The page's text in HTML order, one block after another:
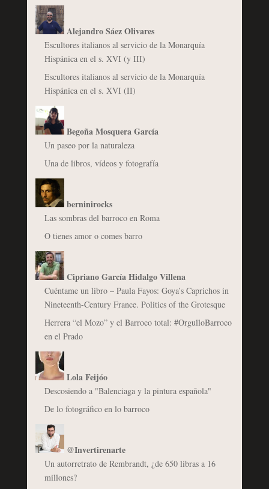
Alejandro Sáez Olivares
Escultores italianos al servicio de la Monarquía
Hispánica en el s. XVI (y III)
Escultores italianos al servicio de la Monarquía
Hispánica en el s. XVI (II)
Begoña Mosquera García
Un paseo por la naturaleza
Una de libros, vídeos y fotografía
berninirocks
Las sombras del barroco en Roma
O tienes amor o comes barro
Cipriano García Hidalgo Villena
Cuéntame un libro – Paula Fayos: Goya’s Caprichos in
Nineteenth-Century France. Politics of the Grotesque
Herrera “el Mozo” y el Barroco total: #OrgulloBarroco
en el Prado
Lola Feijóo
Descosiendo a "Balenciaga y la pintura española"
De lo fotográfico en lo barroco
@Invertirenarte
Un autorretrato de Rembrandt, ¿de 650 libras a 16
millones?